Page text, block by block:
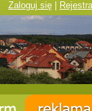
Zaloguj się